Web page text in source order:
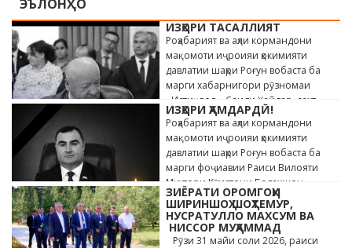
ЭЪЛОНҲО
ИЗҲОРИ ТАСАЛЛИЯТ
Роҳабарият ва аҳли кормандони
мақомоти иҷроияи ҳокимияти
давлатии шаҳри Роғун вобаста ба
марги хабарнигори рӯзномаи
«Истиқлол» Саиди Ҳайдар, сахт
андӯҳгин …
ИЗҲОРИ ҲАМДАРДӢ!
Роҳабарият ва аҳли кормандони
мақомоти иҷроияи ҳокимияти
давлатии шаҳри Роғун вобаста ба
марги фоҷиавии Раиси Вилояти
Мухтори Кӯҳистони Бадахшон
Алишер …
ЗИЁРАТИ ОРОМГОҲИ
ШИРИНШОҲ ШОҲТЕМУР,
НУСРАТУЛЛО МАХСУМ ВА
НИССОР МУҲАММАД
Рӯзи 31 майи соли 2026, раиси